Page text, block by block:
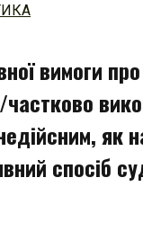
вимоги
як
спосіб